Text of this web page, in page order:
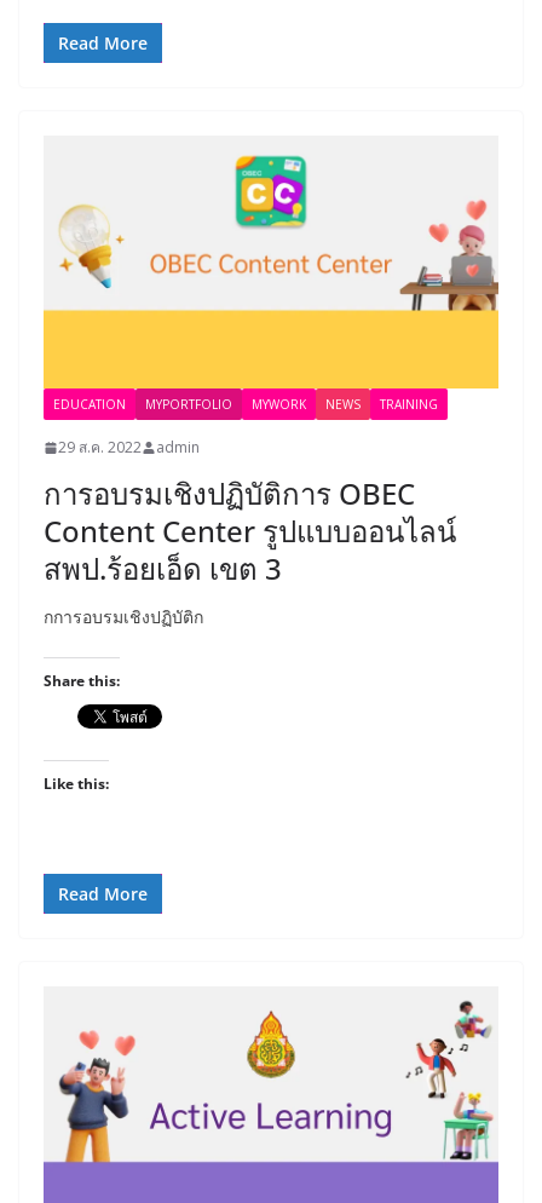
Read More
EDUCATION MYPORTFOLIO MYWORK NEWS TRAINING
29 ส.ค. 2022 admin
การอบรมเชิงปฏิบัติการ OBEC
Content Center รูปแบบออนไลน์
สพป.ร้อยเอ็ด เขต 3
กการอบรมเชิงปฏิบัติก
Share this:
Like this:
Read More